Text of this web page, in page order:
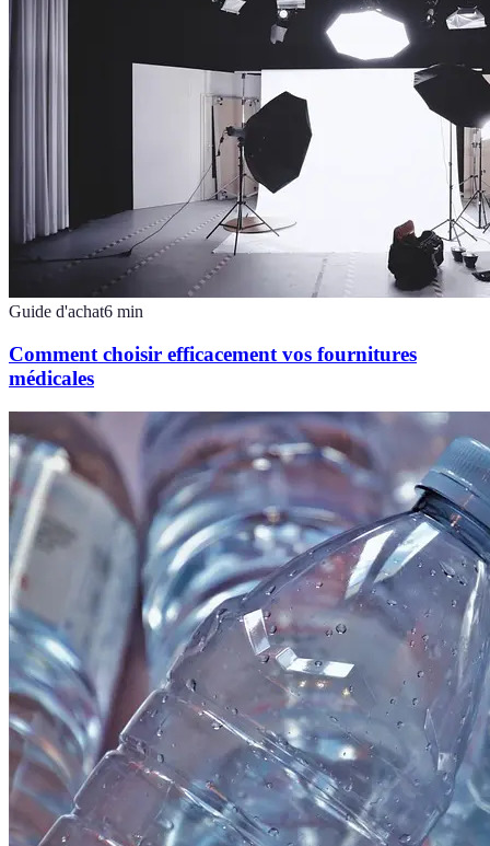
Guide d'achat6 min
Comment choisir efficacement vos fournitures
médicales